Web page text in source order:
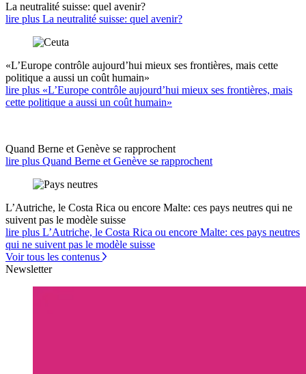
La neutralité suisse: quel avenir?
lire plus La neutralité suisse: quel avenir?
«L’Europe contrôle aujourd’hui mieux ses frontières, mais cette
politique a aussi un coût humain»
lire plus «L’Europe contrôle aujourd’hui mieux ses frontières, mais
cette politique a aussi un coût humain»
Quand Berne et Genève se rapprochent
lire plus Quand Berne et Genève se rapprochent
L’Autriche, le Costa Rica ou encore Malte: ces pays neutres qui ne
suivent pas le modèle suisse
lire plus L’Autriche, le Costa Rica ou encore Malte: ces pays neutres
qui ne suivent pas le modèle suisse
Voir tous les contenus
Newsletter